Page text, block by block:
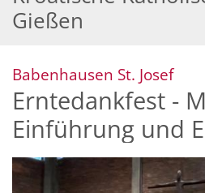
Gießen
Babenhausen St. Josef:
Erntedankfest -
Einführung und